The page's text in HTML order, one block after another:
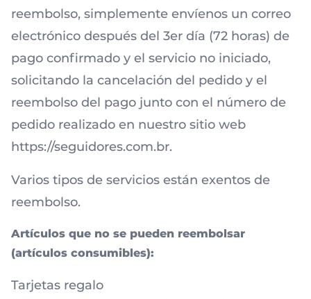
reembolso, simplemente envíenos un correo
electrónico después del 3er día (72 horas) de
pago confirmado y el servicio no iniciado,
solicitando la cancelación del pedido y el
reembolso del pago junto con el número de
pedido realizado en nuestro sitio web
https://seguidores.com.br.
Varios tipos de servicios están exentos de
reembolso.
Artículos que no se pueden reembolsar
(artículos consumibles):
Tarjetas regalo